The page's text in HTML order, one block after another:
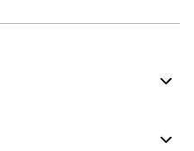
рады услышать!